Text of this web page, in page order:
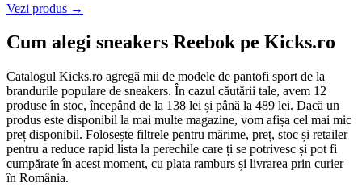
Vezi produs →
Cum alegi sneakers Reebok pe Kicks.ro
Catalogul Kicks.ro agregă mii de modele de pantofi sport de la
brandurile populare de sneakers. În cazul căutării tale, avem 12
produse în stoc, începând de la 138 lei și până la 489 lei. Dacă un
produs este disponibil la mai multe magazine, vom afișa cel mai mic
preț disponibil. Folosește filtrele pentru mărime, preț, stoc și retailer
pentru a reduce rapid lista la perechile care ți se potrivesc și pot fi
cumpărate în acest moment, cu plata ramburs și livrarea prin curier
în România.